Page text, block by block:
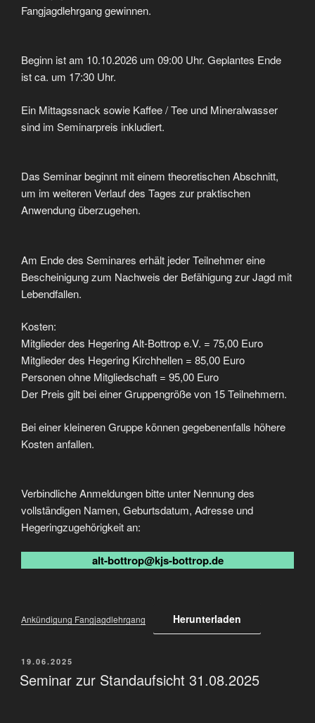
Fangjagdlehrgang gewinnen.
Beginn ist am 10.10.2026 um 09:00 Uhr. Geplantes Ende
ist ca. um 17:30 Uhr.
Ein Mittagssnack sowie Kaffee / Tee und Mineralwasser
sind im Seminarpreis inkludiert.
Das Seminar beginnt mit einem theoretischen Abschnitt,
um im weiteren Verlauf des Tages zur praktischen
Anwendung überzugehen.
Am Ende des Seminares erhält jeder Teilnehmer eine
Bescheinigung zum Nachweis der Befähigung zur Jagd mit
Lebendfallen.
Kosten:
Mitglieder des Hegering Alt-Bottrop e.V. = 75,00 Euro
Mitglieder des Hegering Kirchhellen = 85,00 Euro
Personen ohne Mitgliedschaft = 95,00 Euro
Der Preis gilt bei einer Gruppengröße von 15 Teilnehmern.
Bei einer kleineren Gruppe können gegebenenfalls höhere
Kosten anfallen.
Verbindliche Anmeldungen bitte unter Nennung des
vollständigen Namen, Geburtsdatum, Adresse und
Hegeringzugehörigkeit an:
alt-bottrop@kjs-bottrop.de
Ankündigung Fangjagdlehrgang Herunterladen
VERÖFFENTLICHT
AM
19.06.2025
Seminar zur Standaufsicht 31.08.2025